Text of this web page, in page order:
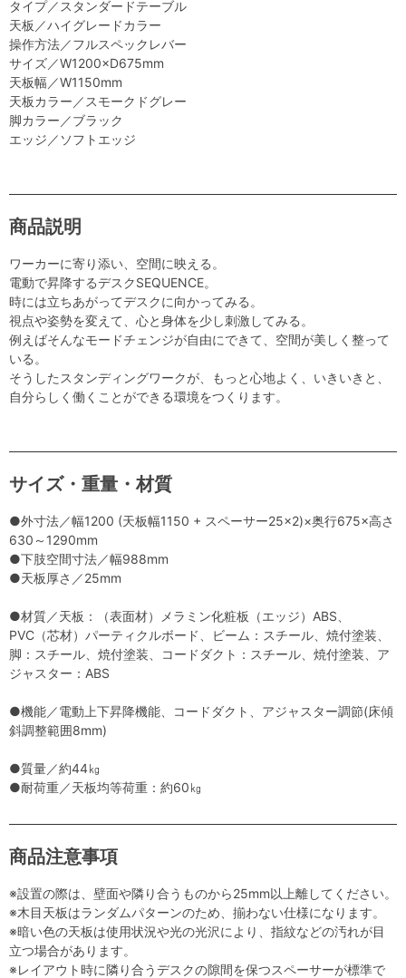
タイプ／スタンダードテーブル
天板／ハイグレードカラー
操作方法／フルスペックレバー
サイズ／W1200×D675mm
天板幅／W1150mm
天板カラー／スモークドグレー
脚カラー／ブラック
エッジ／ソフトエッジ
商品説明
ワーカーに寄り添い、空間に映える。
電動で昇降するデスクSEQUENCE。
時には立ちあがってデスクに向かってみる。
視点や姿勢を変えて、心と身体を少し刺激してみる。
例えばそんなモードチェンジが自由にできて、空間が美しく整って
いる。
そうしたスタンディングワークが、もっと心地よく、いきいきと、
自分らしく働くことができる環境をつくります。
サイズ・重量・材質
●外寸法／幅1200 (天板幅1150 + スペーサー25×2)×奥行675×高さ
630～1290mm
●下肢空間寸法／幅988mm
●天板厚さ／25mm
●材質／天板：（表面材）メラミン化粧板（エッジ）ABS、
PVC（芯材）パーティクルボード、ビーム：スチール、焼付塗装、
脚：スチール、焼付塗装、コードダクト：スチール、焼付塗装、ア
ジャスター：ABS
●機能／電動上下昇降機能、コードダクト、アジャスター調節(床傾
斜調整範囲8mm)
●質量／約44㎏
●耐荷重／天板均等荷重：約60㎏
商品注意事項
※設置の際は、壁面や隣り合うものから25mm以上離してください。
※木目天板はランダムパターンのため、揃わない仕様になります。
※暗い色の天板は使用状況や光の光沢により、指紋などの汚れが目
立つ場合があります。
※レイアウト時に隣り合うデスクの隙間を保つスペーサーが標準で